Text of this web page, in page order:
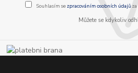
Souhlasím se zpracováním osobních údajůza
Můžete se kdykoliv